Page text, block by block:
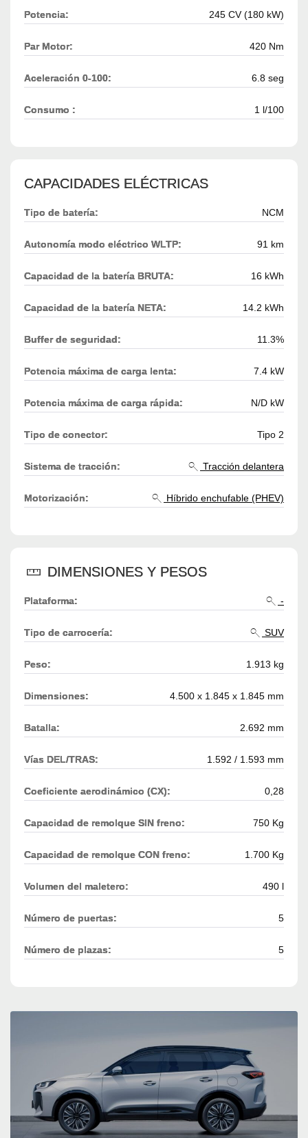
Potencia: 245 CV (180 kW)
Par Motor: 420 Nm
Aceleración 0-100: 6.8 seg
Consumo : 1 l/100
CAPACIDADES ELÉCTRICAS
Tipo de batería: NCM
Autonomía modo eléctrico WLTP: 91 km
Capacidad de la batería BRUTA: 16 kWh
Capacidad de la batería NETA: 14.2 kWh
Buffer de seguridad: 11.3%
Potencia máxima de carga lenta: 7.4 kW
Potencia máxima de carga rápida: N/D kW
Tipo de conector: Tipo 2
Sistema de tracción: Tracción delantera
Motorización: Híbrido enchufable (PHEV)
DIMENSIONES Y PESOS
Plataforma: -
Tipo de carrocería: SUV
Peso: 1.913 kg
Dimensiones: 4.500 x 1.845 x 1.845 mm
Batalla: 2.692 mm
Vías DEL/TRAS: 1.592 / 1.593 mm
Coeficiente aerodinámico (CX): 0,28
Capacidad de remolque SIN freno: 750 Kg
Capacidad de remolque CON freno: 1.700 Kg
Volumen del maletero: 490 l
Número de puertas: 5
Número de plazas: 5